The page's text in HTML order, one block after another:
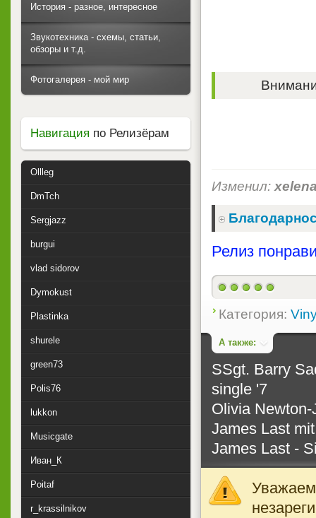
Изменил:
Релиз
Категория:
А также:
SSgt. Barry
single '7
Olivia
James Last
James Last -
История - разное, интересное
Звукотехника - схемы, статьи,
обзоры и т.д.
Фотогалерея - мой мир
Навигация по Релизёрам
Ollleg
DmTch
Sergjazz
burgui
vlad sidorov
Dymokust
Plastinka
shurele
green73
Polis76
lukkon
Musicgate
Иван_К
Poitaf
r_krassilnikov